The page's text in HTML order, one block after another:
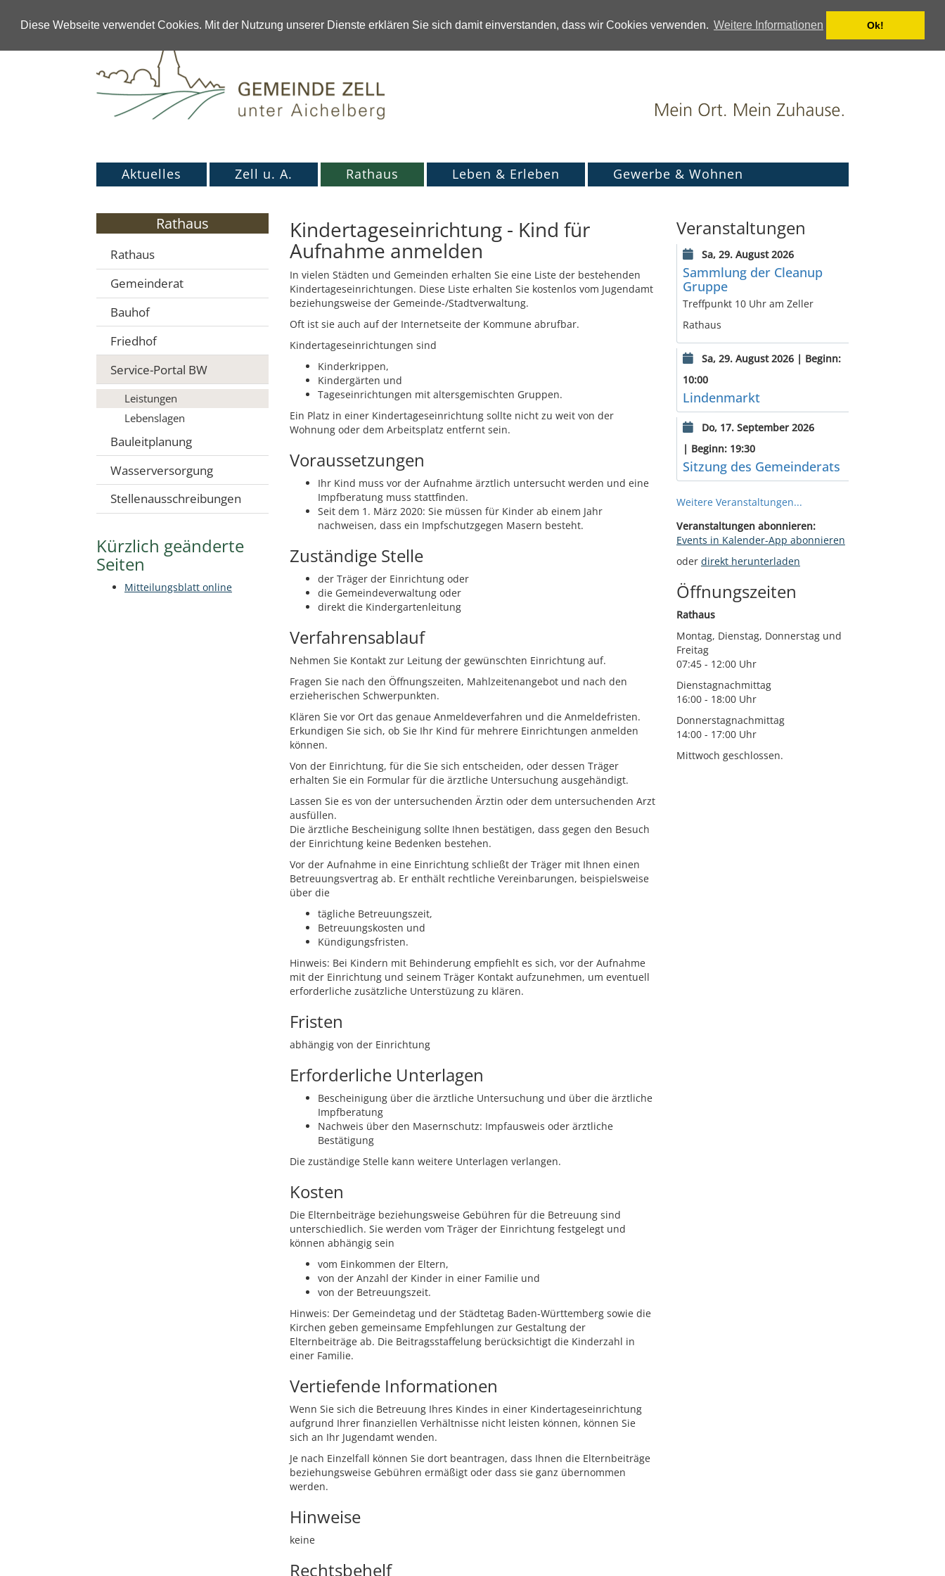
Diese Webseite verwendet Cookies. Mit der Nutzung unserer Dienste erklären Sie sich damit einverstanden, dass wir Cookies verwenden. Weitere Informationen Ok!
Aktuelles Zell u. A. Rathaus Leben & Erleben Gewerbe & Wohnen
Kindertageseinrichtung - Kind für
Aufnahme anmelden
In vielen Städten und Gemeinden erhalten Sie eine Liste der bestehenden
Kindertageseinrichtungen. Diese Liste erhalten Sie kostenlos vom Jugendamt
beziehungsweise der Gemeinde-/Stadtverwaltung.
Oft ist sie auch auf der Internetseite der Kommune abrufbar.
Kindertageseinrichtungen sind
Kinderkrippen,
Kindergärten und
Tageseinrichtungen mit altersgemischten Gruppen.
Ein Platz in einer Kindertageseinrichtung sollte nicht zu weit von der
Wohnung oder dem Arbeitsplatz entfernt sein.
Voraussetzungen
Ihr Kind muss vor der Aufnahme ärztlich untersucht werden und eine
Impfberatung muss stattfinden.
Seit dem 1. März 2020: Sie müssen für Kinder ab einem Jahr
nachweisen, dass ein Impfschutzgegen Masern besteht.
Zuständige Stelle
der Träger der Einrichtung oder
die Gemeindeverwaltung oder
direkt die Kindergartenleitung
Verfahrensablauf
Nehmen Sie Kontakt zur Leitung der gewünschten Einrichtung auf.
Fragen Sie nach den Öffnungszeiten, Mahlzeitenangebot und nach den
erzieherischen Schwerpunkten.
Klären Sie vor Ort das genaue Anmeldeverfahren und die Anmeldefristen.
Erkundigen Sie sich, ob Sie Ihr Kind für mehrere Einrichtungen anmelden
können.
Von der Einrichtung, für die Sie sich entscheiden, oder dessen Träger
erhalten Sie ein Formular für die ärztliche Untersuchung ausgehändigt.
Lassen Sie es von der untersuchenden Ärztin oder dem untersuchenden Arzt
ausfüllen.
Die ärztliche Bescheinigung sollte Ihnen bestätigen, dass gegen den Besuch
der Einrichtung keine Bedenken bestehen.
Vor der Aufnahme in eine Einrichtung schließt der Träger mit Ihnen einen
Betreuungsvertrag ab. Er enthält rechtliche Vereinbarungen, beispielsweise
über die
tägliche Betreuungszeit,
Betreuungskosten und
Kündigungsfristen.
Hinweis: Bei Kindern mit Behinderung empfiehlt es sich, vor der Aufnahme
mit der Einrichtung und seinem Träger Kontakt aufzunehmen, um eventuell
erforderliche zusätzliche Unterstüzung zu klären.
Fristen
abhängig von der Einrichtung
Erforderliche Unterlagen
Bescheinigung über die ärztliche Untersuchung und über die ärztliche
Impfberatung
Nachweis über den Masernschutz: Impfausweis oder ärztliche
Bestätigung
Die zuständige Stelle kann weitere Unterlagen verlangen.
Kosten
Die Elternbeiträge beziehungsweise Gebühren für die Betreuung sind
unterschiedlich. Sie werden vom Träger der Einrichtung festgelegt und
können abhängig sein
vom Einkommen der Eltern,
von der Anzahl der Kinder in einer Familie und
von der Betreuungszeit.
Hinweis: Der Gemeindetag und der Städtetag Baden-Württemberg sowie die
Kirchen geben gemeinsame Empfehlungen zur Gestaltung der
Elternbeiträge ab. Die Beitragsstaffelung berücksichtigt die Kinderzahl in
einer Familie.
Vertiefende Informationen
Wenn Sie sich die Betreuung Ihres Kindes in einer Kindertageseinrichtung
aufgrund Ihrer finanziellen Verhältnisse nicht leisten können, können Sie
sich an Ihr Jugendamt wenden.
Je nach Einzelfall können Sie dort beantragen, dass Ihnen die Elternbeiträge
beziehungsweise Gebühren ermäßigt oder dass sie ganz übernommen
werden.
Hinweise
keine
Rechtsbehelf
Veranstaltungen
Sa, 29. August 2026
Sammlung der Cleanup
Gruppe
Treffpunkt 10 Uhr am Zeller
Rathaus
Sa, 29. August 2026 | Beginn:
10:00
Lindenmarkt
Do, 17. September 2026
| Beginn: 19:30
Sitzung des Gemeinderats
Weitere Veranstaltungen...
Veranstaltungen abonnieren:
Events in Kalender-App abonnieren
oder direkt herunterladen
Öffnungszeiten
Rathaus
Montag, Dienstag, Donnerstag und
Freitag
07:45 - 12:00 Uhr
Dienstagnachmittag
16:00 - 18:00 Uhr
Donnerstagnachmittag
14:00 - 17:00 Uhr
Mittwoch geschlossen.
Rathaus
Rathaus
Gemeinderat
Bauhof
Friedhof
Service-Portal BW
Leistungen
Lebenslagen
Bauleitplanung
Wasserversorgung
Stellenausschreibungen
Kürzlich geänderte
Seiten
Mitteilungsblatt online